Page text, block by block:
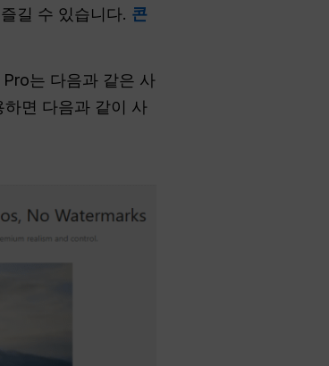
길 수 있습니다. 콘
는 다음과 같은 사
면 다음과 같이 사